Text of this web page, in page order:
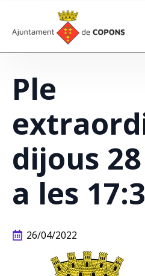
Ple
dijous
a les
26/04/2022